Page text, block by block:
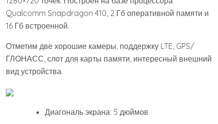
Qualcomm Snapdragon 410, 2 Гб оперативной памяти и
16 Гб встроенной.
Отметим две хорошие камеры, поддержку LTE, GPS/
ГЛОНАСС, слот для карты памяти, интересный внешний
вид устройства.
Диагональ экрана: 5 дюймов